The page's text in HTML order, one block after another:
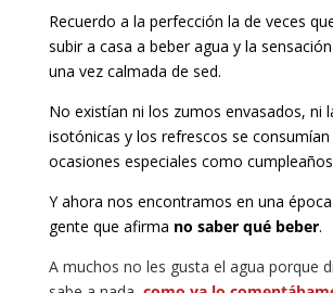
Recuerdo a la perfección la de veces
subir a casa a beber agua y la
una vez calmada de sed.
No existían ni los zumos envasados, ni
isotónicas y los refrescos se
ocasiones especiales como
Y ahora nos encontramos en una
gente que afirma no saber qué beber.
A muchos no les gusta el agua porque